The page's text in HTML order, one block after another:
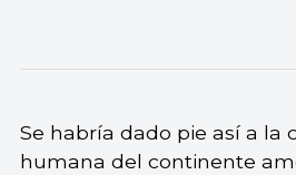
Se habría dado pie así a la
humana del continente